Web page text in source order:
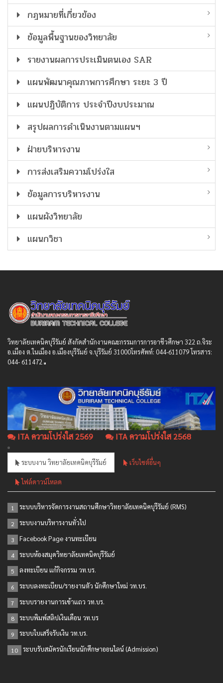
กฎหมายที่เกี่ยวข้อง
ข้อมูลพื้นฐานของวิทยาลัย
รายงานผลการประเมินตนเอง SAR
แผนพัฒนาคุณภาพการศึกษา ระยะ 3 ปี
แผนปฏิบัติการ ประจำปีงบประมาณ
สรุปผลการดำเนินงานตามแผนฯ
ฝ่ายบริหารงาน
การส่งเสริมความโปร่งใส
ข้อมูลการบริหารงาน
แผนผังวิทยาลัย
แผนกวิชา
วิทยาลัยเทคนิคบุรีรัมย์ สังกัดสํานักงานคณะกรรมการการอาชีวศึกษา 322 ถ.จิระ
อ.เมือง ต.ในเมือง อ.เมืองบุรีรัมย์ จ.บุรีรัมย์ 31000โทรศัพท์: 044-611079 โทรสาร:
044- 611472
ITA ความโปร่งใส 2569 ITA ความโปร่งใส 2568
ระบบงาน วิทยาลัยเทคนิคบุรีรัมย์ เว็บไซต์อื่นๆ
ไฟล์ดาวน์โหลด
1 ระบบบริหารจัดการงานสถานศึกษาวิทยาลัยเทคนิคบุรีรัมย์ (RMS)
2 ระบบงานบริหารงานทั่วไป
3 Facebook Page งานทะเบียน
4 ระบบห้องสมุดวิทยาลัยเทคนิคบุรีรัมย์
5 ลงทะเบียน แก้กิจกรรม วท.บร.
6 ระบบลงทะเบียน/รายงานตัว นักศึกษาใหม่ วท.บร.
7 ระบบรายงานการเข้าแถว วท.บร.
8 ระบบพิมพ์สลิปเงินเดือน วท.บร
9 ระบบใบเสร็จรับเงิน วท.บร.
10 ระบบรับสมัครนักเรียนนักศึกษาออนไลน์ (Admission)